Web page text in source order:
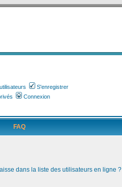
S'enregistrer
Connexion
FAQ
dans la liste des utilisateurs en ligne ?